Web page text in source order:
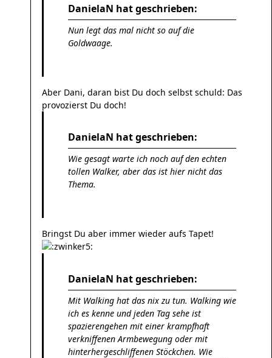
DanielaN hat geschrieben:
Nun legt das mal nicht so auf die
Goldwaage.
Aber Dani, daran bist Du doch selbst schuld: Das
provozierst Du doch!
DanielaN hat geschrieben:
Wie gesagt warte ich noch auf den echten
tollen Walker, aber das ist hier nicht das
Thema.
Bringst Du aber immer wieder aufs Tapet!
DanielaN hat geschrieben:
Mit Walking hat das nix zu tun. Walking wie
ich es kenne und jeden Tag sehe ist
spazierengehen mit einer krampfhaft
verkniffenen Armbewegung oder mit
hinterhergeschliffenen Stöckchen. Wie